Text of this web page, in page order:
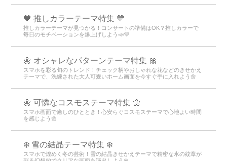
💙 推しカラーテーマ特集 💛
推しカラーテーマが見つかる！コンサートの準備はOK？推しカラーで
毎日のモチベーションを爆上げしよう📣💜
🌼 オシャレなパターンテーマ特集 🎀
スマホを彩る旬のトレンド！チェック柄やおしゃれな花などのきせかえ
テーマで、洗練された大人可愛いホーム画面を今すぐ手に入れよう🌼
🌼 可憐なコスモステーマ特集 🌼
スマホ画面で癒しのひととき！心安らぐコスモステーマで心地よい時間
を感じよう🌼
❄️ 雪の結晶テーマ特集 ❄️
スマホで煌めく冬の芸術！雪の結晶きせかえテーマで精密な氷の紋章が